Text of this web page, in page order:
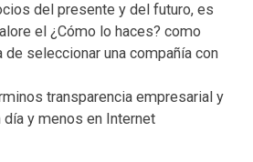
del presente y del futuro, es
el ¿Cómo lo haces? como
de seleccionar una compañía con
transparencia empresarial y
y menos en Internet